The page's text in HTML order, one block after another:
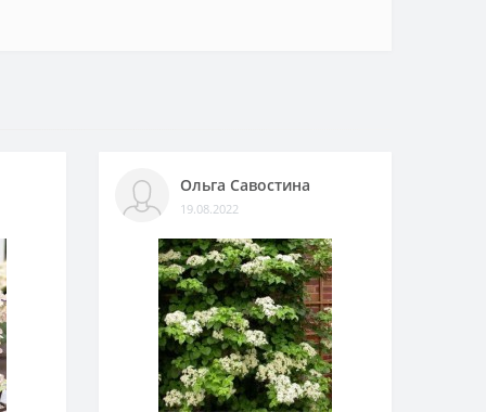
Ольга Савостина
19.08.2022